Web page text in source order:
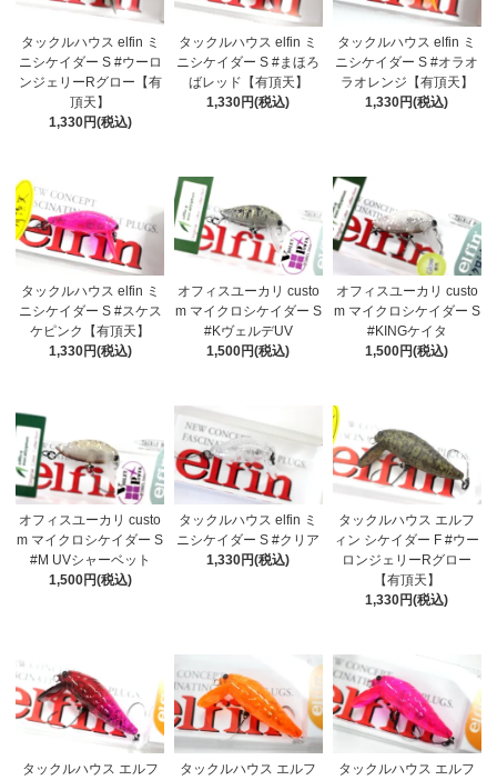
タックルハウス elfin ミ
ニシケイダー S #ウーロ
ンジェリーRグロー【有
頂天】
1,330円(税込)
タックルハウス elfin ミ
ニシケイダー S #まほろ
ばレッド【有頂天】
1,330円(税込)
タックルハウス elfin ミ
ニシケイダー S #オラオ
ラオレンジ【有頂天】
1,330円(税込)
タックルハウス elfin ミ
ニシケイダー S #スケス
ケピンク【有頂天】
1,330円(税込)
オフィスユーカリ custo
m マイクロシケイダー S
#KヴェルデUV
1,500円(税込)
オフィスユーカリ custo
m マイクロシケイダー S
#KINGケイタ
1,500円(税込)
オフィスユーカリ custo
m マイクロシケイダー S
#M UVシャーベット
1,500円(税込)
タックルハウス elfin ミ
ニシケイダー S #クリア
1,330円(税込)
タックルハウス エルフ
ィン シケイダー F #ウー
ロンジェリーRグロー
【有頂天】
1,330円(税込)
タックルハウス エルフ
タックルハウス エルフ
タックルハウス エルフ